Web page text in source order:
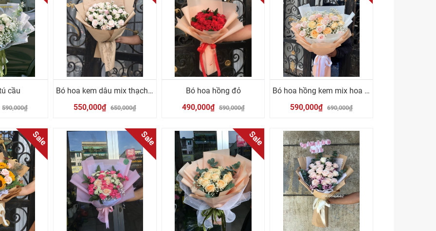
cầu
590,000₫
Bó hoa kem dâu mix thạch thảo
550,000₫ 650,000₫
Bó hoa hồng đỏ
490,000₫ 590,000₫
Bó hoa hồng kem mix hoa hồng cam
590,000₫ 690,000₫
Sale Sale Sale